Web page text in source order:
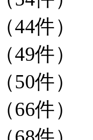
（44件）
（49件）
（50件）
（66件）